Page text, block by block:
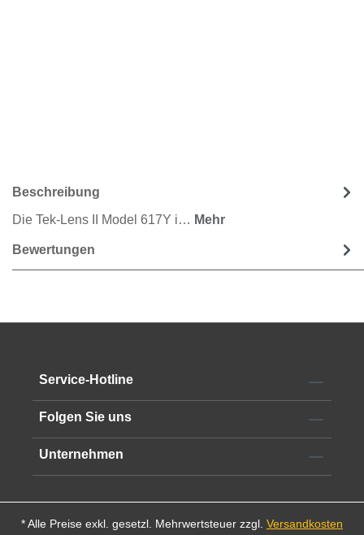
Beschreibung
Die Tek-Lens II Model 617Y i… Mehr
Bewertungen
Service-Hotline
Folgen Sie uns
Unternehmen
* Alle Preise exkl. gesetzl. Mehrwertsteuer zzgl. Versandkosten